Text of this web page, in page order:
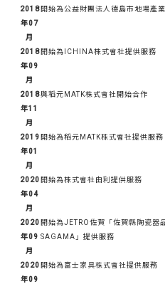
2018
年07
月
開始為公益財團法人德島市地場產
2018
年09
月
開始為ICHINA株式會社提供服務
2018
年11
月
與稻元MATK株式會社開始合作
2019
年01
月
開始為稻元MATK株式會社提供服務
2020
年04
月
開始為株式會社由利提供服務
2020
年09
月
開始為JETRO佐賀「佐賀縣陶瓷器
SAGAMA」提供服務
2020
年09
開始為富士家具株式會社提供服務